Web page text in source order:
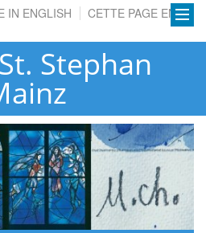
IN ENGLISH
CETTE PAGE EN
Stephan